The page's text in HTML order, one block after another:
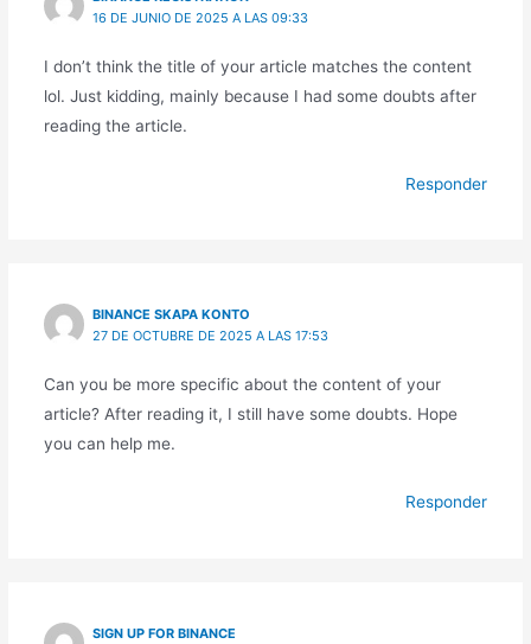
16 DE JUNIO DE 2025 A LAS 09:33
I don’t think the title of your article matches the content
lol. Just kidding, mainly because I had some doubts after
reading the article.
Responder
BINANCE SKAPA KONTO
27 DE OCTUBRE DE 2025 A LAS 17:53
Can you be more specific about the content of your
article? After reading it, I still have some doubts. Hope
you can help me.
Responder
SIGN UP FOR BINANCE